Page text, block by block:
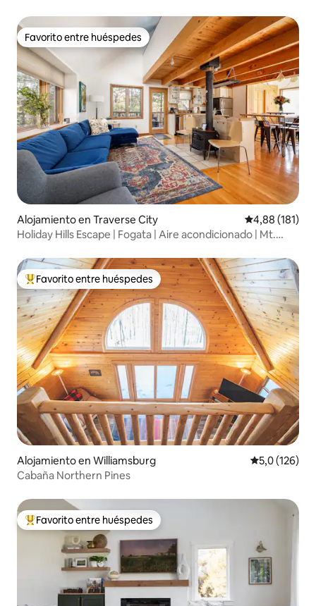
Favorito entre huéspedes
Favorito entre huéspedes
Alojamiento en Traverse City Calificación
4,88 (181)
Holiday Hills Escape | Fogata | Aire acondicionado | Mt.
Favorito entre los huéspedes más destacados
Favorito entre huéspedes
Alojamiento en Williamsburg Calificación
5,0 (126)
Cabaña Northern Pines
Favorito entre los huéspedes más destacados
Favorito entre huéspedes